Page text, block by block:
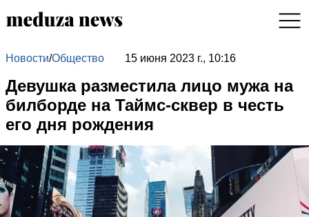
Новости/Общество 15 июня 2023 г., 10:16
Девушка разместила лицо мужа на
билборде на Таймс-сквер в честь
его дня рождения